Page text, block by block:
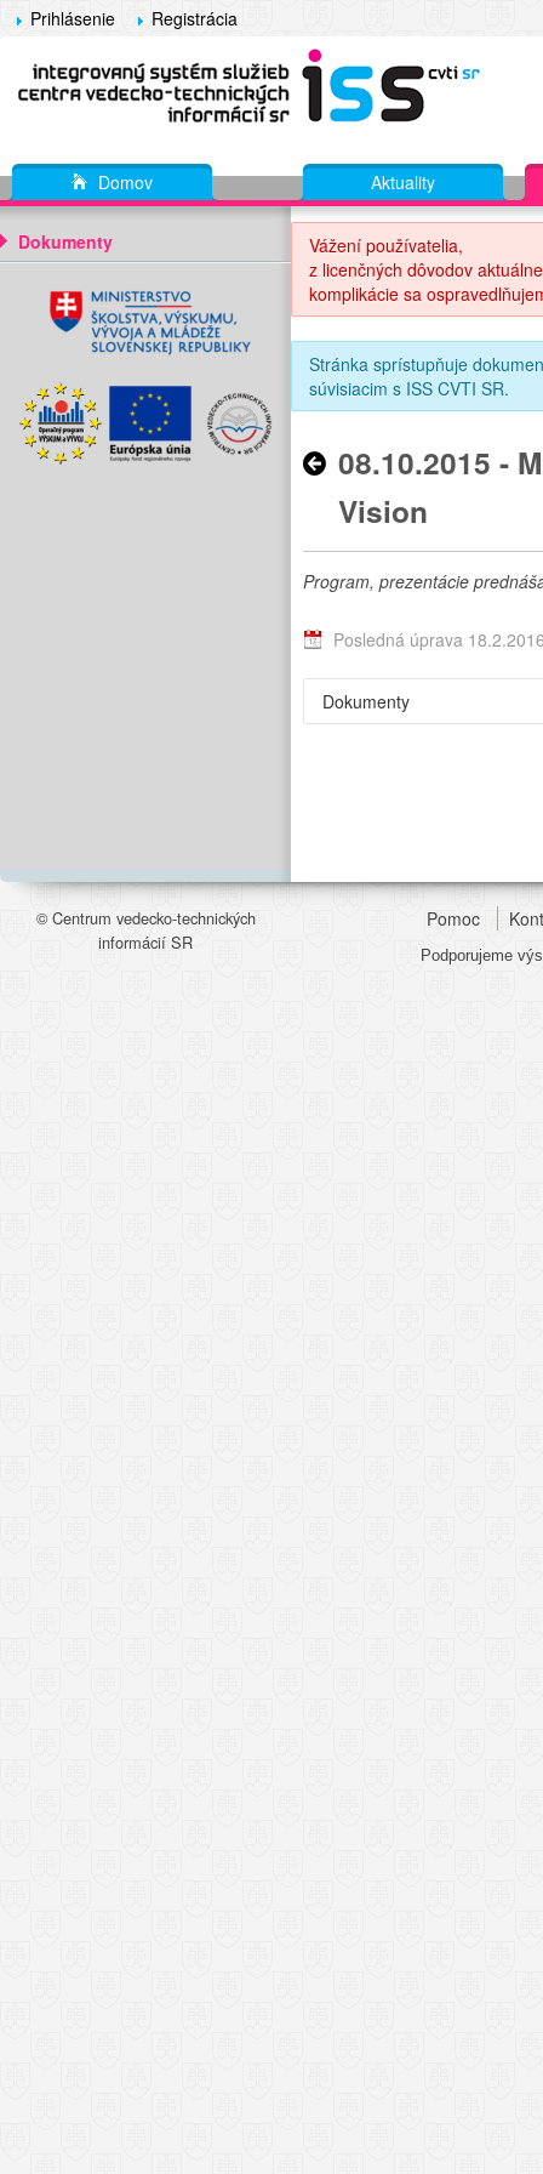
Prihlásenie Registrácia
Domov Aktuality
Dokumenty
Vážení používatelia,
z licenčných dôvodov
komplikácie sa
Stránka sprístupňuje
súvisiacim s ISS CVTI SR.
08.10.2015 -
Vision
Program, prezentácie
Posledná úprava
Dokumenty
© Centrum vedecko-technických
informácií SR
Pomoc
Podporujeme